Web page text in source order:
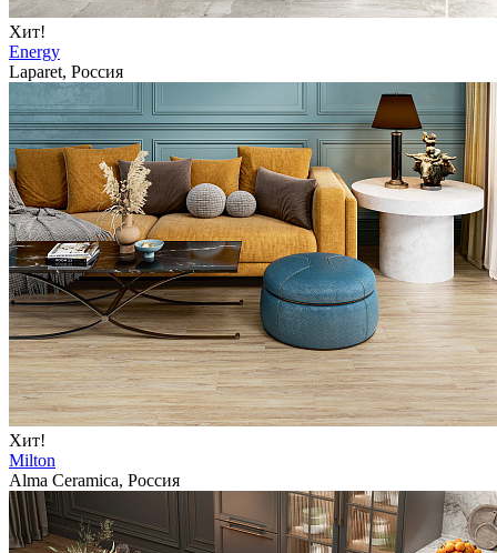
Хит!
Energy
Laparet, Россия
Хит!
Milton
Alma Ceramica, Россия